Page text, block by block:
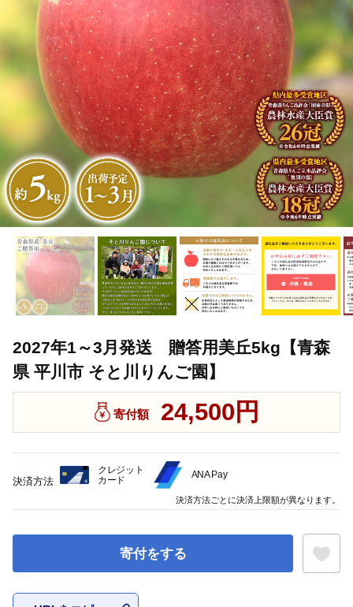
2027年1～3月発送 贈答用美丘5kg【青森
県 平川市 そと川りんご園】
寄付額 24,500円
寄付をする
決済方法
クレジット
カード
ANA Pay
決済方法ごとに決済上限額が異なります。